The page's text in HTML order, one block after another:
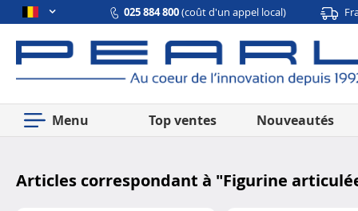
025 884 800(coût d'un appel local)
Menu Top ventes Nouveautés
Articles correspondant à "Figurine